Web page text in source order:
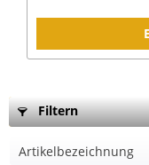
Filtern